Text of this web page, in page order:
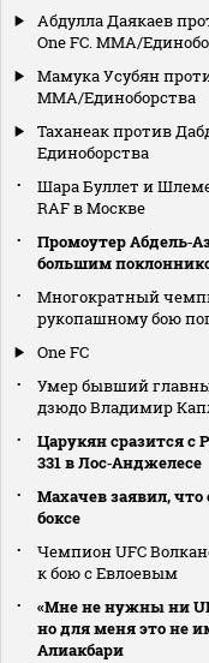
Абдулла Даякаев
One FC. MMA/
Мамука Усубян
MMA/Единоборства
Таханеак против
Единоборства
Шара Буллет и
RAF в Москве
Промоутер
большим
Многократный
рукопашному бою
One FC
Умер бывший
дзюдо Владимир
Царукян сразится с
331 в Лос‑Анджелесе
Махачев заявил,
боксе
Чемпион UFC
к бою с Евлоевым
«Мне не нужны ни
но для меня это не
Алиакбари